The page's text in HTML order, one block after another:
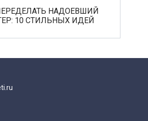
НАДОЕВШИЙ
10 СТИЛЬНЫХ ИДЕЙ